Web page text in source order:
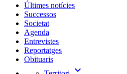
Últimes notícies
Successos
Societat
Agenda
Entrevistes
Reportatges
Obituaris
expand_more